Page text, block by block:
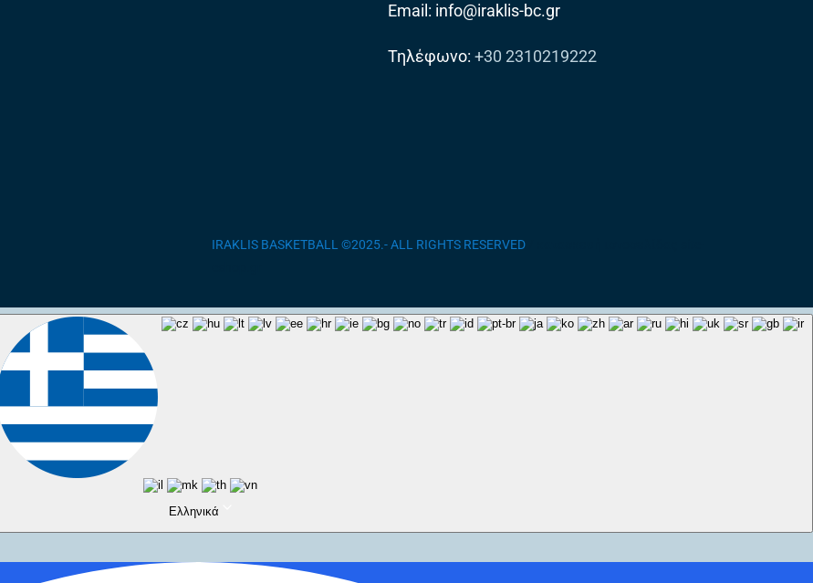
Email: info@iraklis-bc.gr
Τηλέφωνο: +30 2310219222
IRAKLIS BASKETBALL ©2025.- ALL RIGHTS RESERVED
Ελληνικά